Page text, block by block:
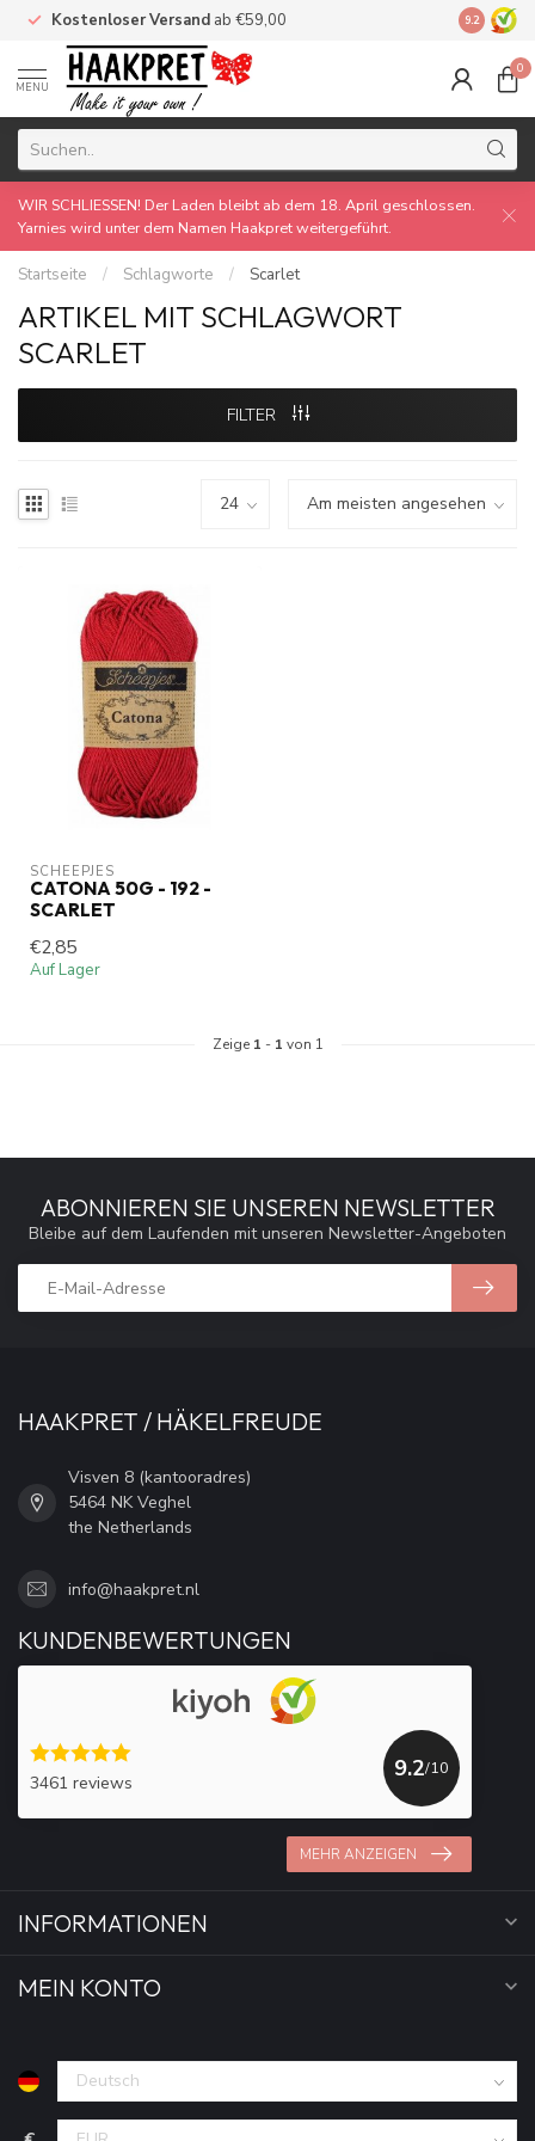
Kostenloser Versand ab €59,00 Made by
9.2
MENU
0
WIR SCHLIESSEN! Der Laden bleibt ab dem 18. April geschlossen.
Yarnies wird unter dem Namen Haakpret weitergeführt.
Startseite / Schlagworte / Scarlet
ARTIKEL MIT SCHLAGWORT
SCARLET
FILTER
SCHEEPJES
CATONA 50G - 192 -
SCARLET
€2,85
Auf Lager
Zeige 1 - 1 von 1
ABONNIEREN SIE UNSEREN NEWSLETTER
Bleibe auf dem Laufenden mit unseren Newsletter-Angeboten
HAAKPRET / HÄKELFREUDE
Visven 8 (kantooradres)
5464 NK Veghel
the Netherlands
info@haakpret.nl
KUNDENBEWERTUNGEN
3461 reviews
9.2/10
MEHR ANZEIGEN
INFORMATIONEN
MEIN KONTO